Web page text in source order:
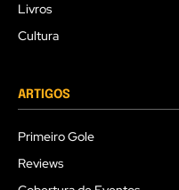
Livros
Cultura
ARTIGOS
Primeiro Gole
Reviews